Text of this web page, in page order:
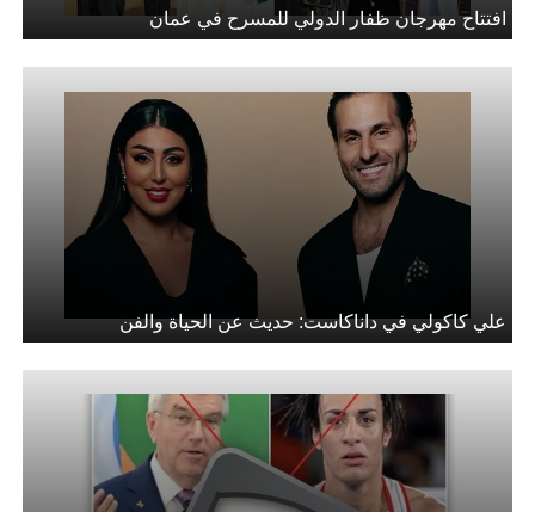
افتتاح مهرجان ظفار الدولي للمسرح في عمان
علي كاكولي في داناكاست: حديث عن الحياة والفن